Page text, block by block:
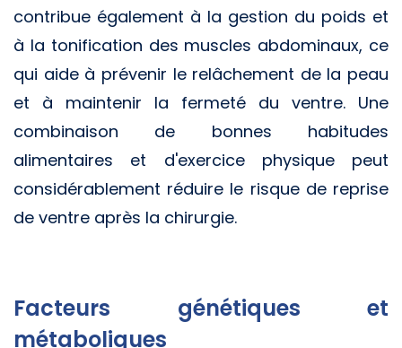
contribue également à la gestion du poids et
à la tonification des muscles abdominaux, ce
qui aide à prévenir le relâchement de la peau
et à maintenir la fermeté du ventre. Une
combinaison de bonnes habitudes
alimentaires et d'exercice physique peut
considérablement réduire le risque de reprise
de ventre après la chirurgie.
Facteurs génétiques et
métaboliques